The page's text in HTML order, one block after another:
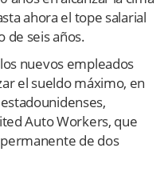
ahora el tope salarial
de seis años.
nuevos empleados
el sueldo máximo, en
Auto Workers, que
de dos